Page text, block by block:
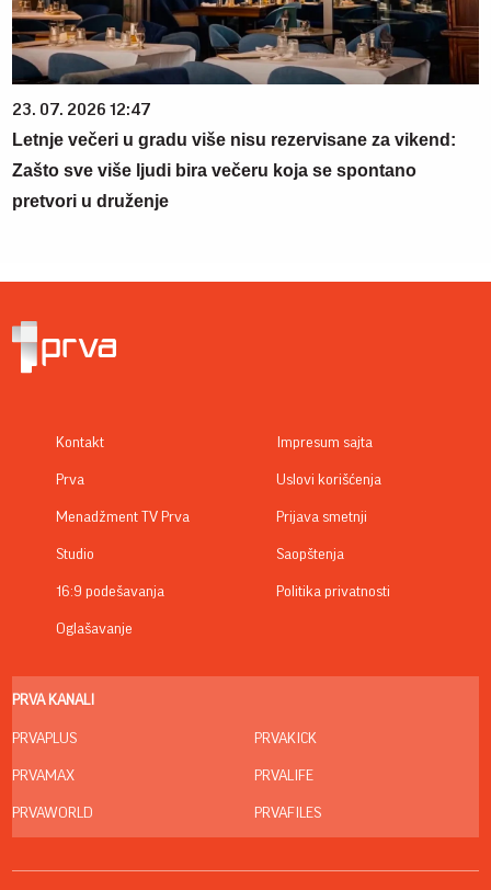
23. 07. 2026 12:47
Letnje večeri u gradu više nisu rezervisane za vikend:
Zašto sve više ljudi bira večeru koja se spontano
pretvori u druženje
Kontakt
Prva
Menadžment TV Prva
Studio
16:9 podešavanja
Oglašavanje
Impresum sajta
Uslovi korišćenja
Prijava smetnji
Saopštenja
Politika privatnosti
PRVA KANALI
PRVAPLUS
PRVAMAX
PRVAWORLD
PRVAKICK
PRVALIFE
PRVAFILES